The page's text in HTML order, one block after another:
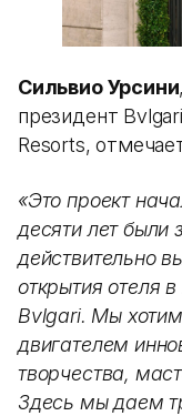
Сильвио Урсини
президент
Resorts,
«Это проект
десяти лет были
действительно
открытия отеля
Bvlgari. Мы
двигателем
творчества,
Здесь мы даем